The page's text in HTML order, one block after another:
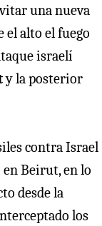
una nueva
el alto el fuego
israelí
y la posterior
contra Israel
Beirut, en lo
desde la
los